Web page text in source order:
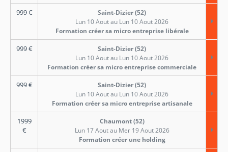
999€
Saint-Dizier (52)
Lun 10 Aout au Lun 10 Aout 2026
Formation créer sa micro entreprise libérale
999€
Saint-Dizier (52)
Lun 10 Aout au Lun 10 Aout 2026
Formation créer sa micro entreprise commerciale
999€
Saint-Dizier (52)
Lun 10 Aout au Lun 10 Aout 2026
Formation créer sa micro entreprise artisanale
1999
€
Chaumont (52)
Lun 17 Aout au Mer 19 Aout 2026
Formation créer une holding